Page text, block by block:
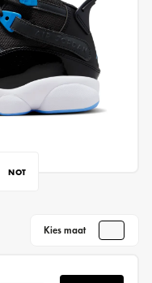
NOT
Kies maat